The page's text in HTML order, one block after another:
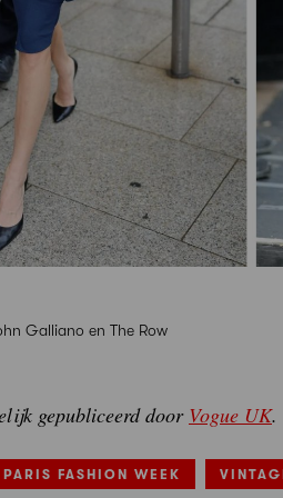
Galliano en The Row
gepubliceerd door Vogue UK.
PARIS FASHION WEEK